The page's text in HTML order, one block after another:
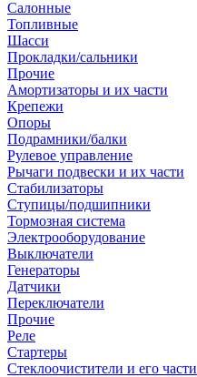
Салонные
Топливные
Шасси
Прокладки/сальники
Прочие
Амортизаторы и их части
Крепежи
Опоры
Подрамники/балки
Рулевое управление
Рычаги подвески и их части
Стабилизаторы
Ступицы/подшипники
Тормозная система
Электрооборудование
Выключатели
Генераторы
Датчики
Переключатели
Прочие
Реле
Стартеры
Стеклоочистители и его части